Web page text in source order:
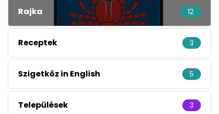
Rajka 12
Receptek 3
Szigetköz in English 5
Települések 3